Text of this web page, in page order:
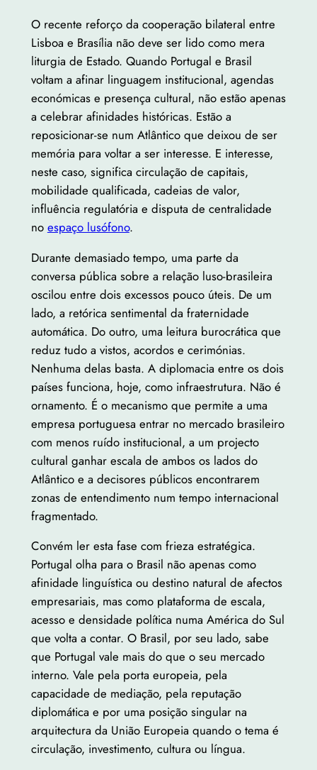
O recente reforço da cooperação bilateral entre
Lisboa e Brasília não deve ser lido como mera
liturgia de Estado. Quando Portugal e Brasil
voltam a afinar linguagem institucional, agendas
económicas e presença cultural, não estão apenas
a celebrar afinidades históricas. Estão a
reposicionar-se num Atlântico que deixou de ser
memória para voltar a ser interesse. E interesse,
neste caso, significa circulação de capitais,
mobilidade qualificada, cadeias de valor,
influência regulatória e disputa de centralidade
no espaço lusófono.
Durante demasiado tempo, uma parte da
conversa pública sobre a relação luso-brasileira
oscilou entre dois excessos pouco úteis. De um
lado, a retórica sentimental da fraternidade
automática. Do outro, uma leitura burocrática que
reduz tudo a vistos, acordos e cerimónias.
Nenhuma delas basta. A diplomacia entre os dois
países funciona, hoje, como infraestrutura. Não é
ornamento. É o mecanismo que permite a uma
empresa portuguesa entrar no mercado brasileiro
com menos ruído institucional, a um projecto
cultural ganhar escala de ambos os lados do
Atlântico e a decisores públicos encontrarem
zonas de entendimento num tempo internacional
fragmentado.
Convém ler esta fase com frieza estratégica.
Portugal olha para o Brasil não apenas como
afinidade linguística ou destino natural de afectos
empresariais, mas como plataforma de escala,
acesso e densidade política numa América do Sul
que volta a contar. O Brasil, por seu lado, sabe
que Portugal vale mais do que o seu mercado
interno. Vale pela porta europeia, pela
capacidade de mediação, pela reputação
diplomática e por uma posição singular na
arquitectura da União Europeia quando o tema é
circulação, investimento, cultura ou língua.